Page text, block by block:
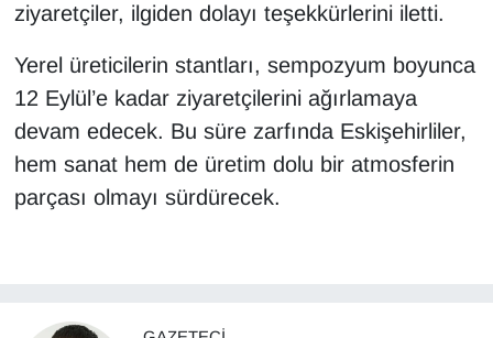
ziyaretçiler, ilgiden dolayı teşekkürlerini iletti.
Yerel üreticilerin stantları, sempozyum boyunca
12 Eylül’e kadar ziyaretçilerini ağırlamaya
devam edecek. Bu süre zarfında Eskişehirliler,
hem sanat hem de üretim dolu bir atmosferin
parçası olmayı sürdürecek.